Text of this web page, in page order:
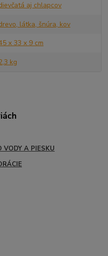
aj chlapcov
látka, šnúra, kov
x 33 x 9 cm
kg
A PIESKU